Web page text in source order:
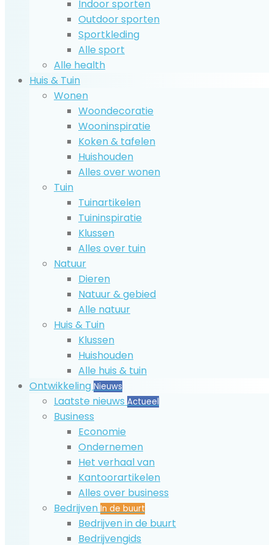
Indoor sporten
Outdoor sporten
Sportkleding
Alle sport
Alle health
Huis & Tuin
Wonen
Woondecoratie
Wooninspiratie
Koken & tafelen
Huishouden
Alles over wonen
Tuin
Tuinartikelen
Tuininspiratie
Klussen
Alles over tuin
Natuur
Dieren
Natuur & gebied
Alle natuur
Huis & Tuin
Klussen
Huishouden
Alle huis & tuin
Ontwikkeling Nieuws
Laatste nieuws Actueel
Business
Economie
Ondernemen
Het verhaal van
Kantoorartikelen
Alles over business
Bedrijven In de buurt
Bedrijven in de buurt
Bedrijvengids